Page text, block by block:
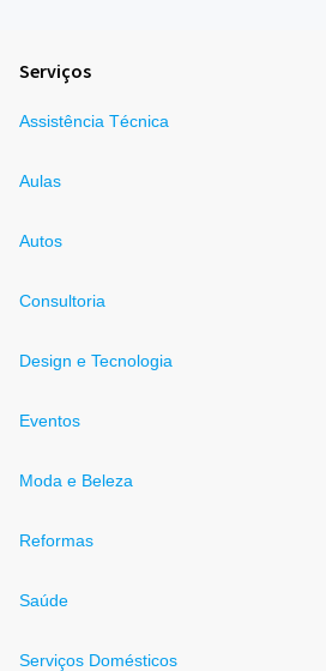
Serviços
Assistência Técnica
Aulas
Autos
Consultoria
Design e Tecnologia
Eventos
Moda e Beleza
Reformas
Saúde
Serviços Domésticos